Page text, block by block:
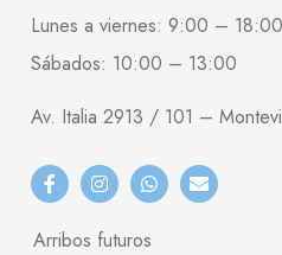
Lunes a viernes: 9:00 – 18:00
Sábados: 10:00 – 13:00
Av. Italia 2913 / 101 –
Arribos futuros